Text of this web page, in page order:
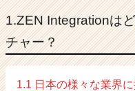
1.ZEN Integrationは
チャー？
1.1 日本の様々な業界